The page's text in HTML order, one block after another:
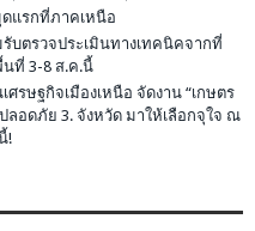
ดแรกที่ภาคเหนือ
บตรวจประเมินทางเทคนิคจากที่
ที่ 3-8 ส.ค.นี้
รษฐกิจเมืองเหนือ จัดงาน “เกษตร
ลอดภัย 3. จังหวัด มาให้เลือกจุใจ ณ
!